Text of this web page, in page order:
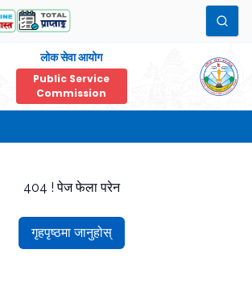
लोक सेवा आयोग
Public Service
Commission
404 ! पेज फेला परेन
गृहपृष्ठमा जानुहोस्